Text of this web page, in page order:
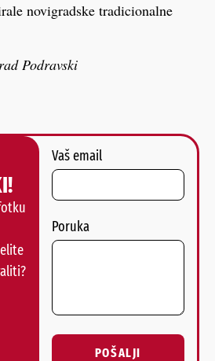
novigradske tradicionalne
Podravski
Vaš email
Poruka
POŠALJI